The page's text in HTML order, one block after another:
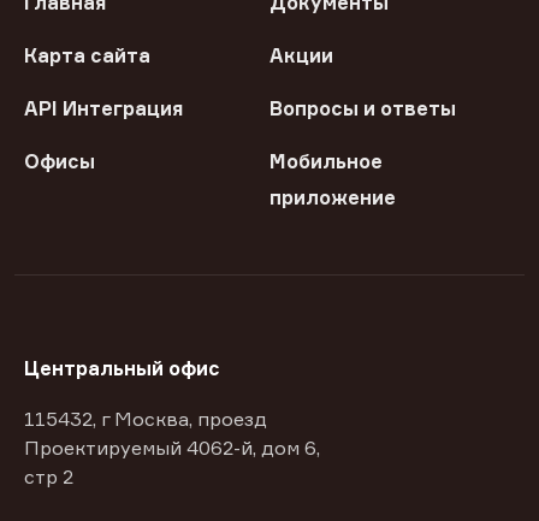
Карта сайта Акции
API Интеграция Вопросы и ответы
Офисы
Мобильное
приложение
Центральный офис
115432, г Москва, проезд
Проектируемый 4062-й, дом 6,
стр 2